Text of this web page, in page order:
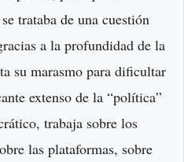
trataba de una cuestión
a la profundidad de la
su marasmo para dificultar
extenso de la “política”
trabaja sobre los
las plataformas, sobre